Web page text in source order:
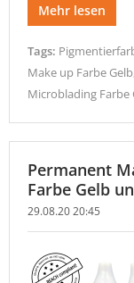
Mehr lesen
Tags:
Make up Farbe Gelb
Microblading Farbe
Permanent
Farbe Gelb
29.08.20 20:45